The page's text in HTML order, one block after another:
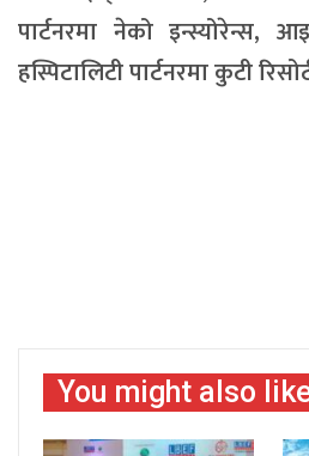
पार्टनरमा नेको इन्स्योरेन्स,
हस्पिटालिटी पार्टनरमा कुटी
You might also